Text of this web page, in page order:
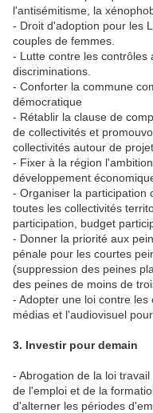
l'antisémitisme, la
- Droit d'adoption pour les
couples de femmes.
- Lutte contre les contrôles
discriminations.
- Conforter la commune
démocratique
- Rétablir la clause de
de collectivités et
collectivités autour de
- Fixer à la région
développement
- Organiser la participation
toutes les collectivités
participation, budget
- Donner la priorité aux
pénale pour les courtes
(suppression des peines
des peines de moins de
- Adopter une loi contre
médias et l'audiovisuel
3. Investir pour demain
- Abrogation de la loi
de l'emploi et de la
d'alterner les périodes